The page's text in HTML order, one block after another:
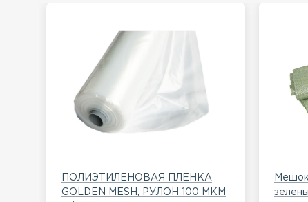
ПОЛИЭТИЛЕНОВАЯ ПЛЕНКА
GOLDEN MESH, РУЛОН 100 МКМ
Мешок